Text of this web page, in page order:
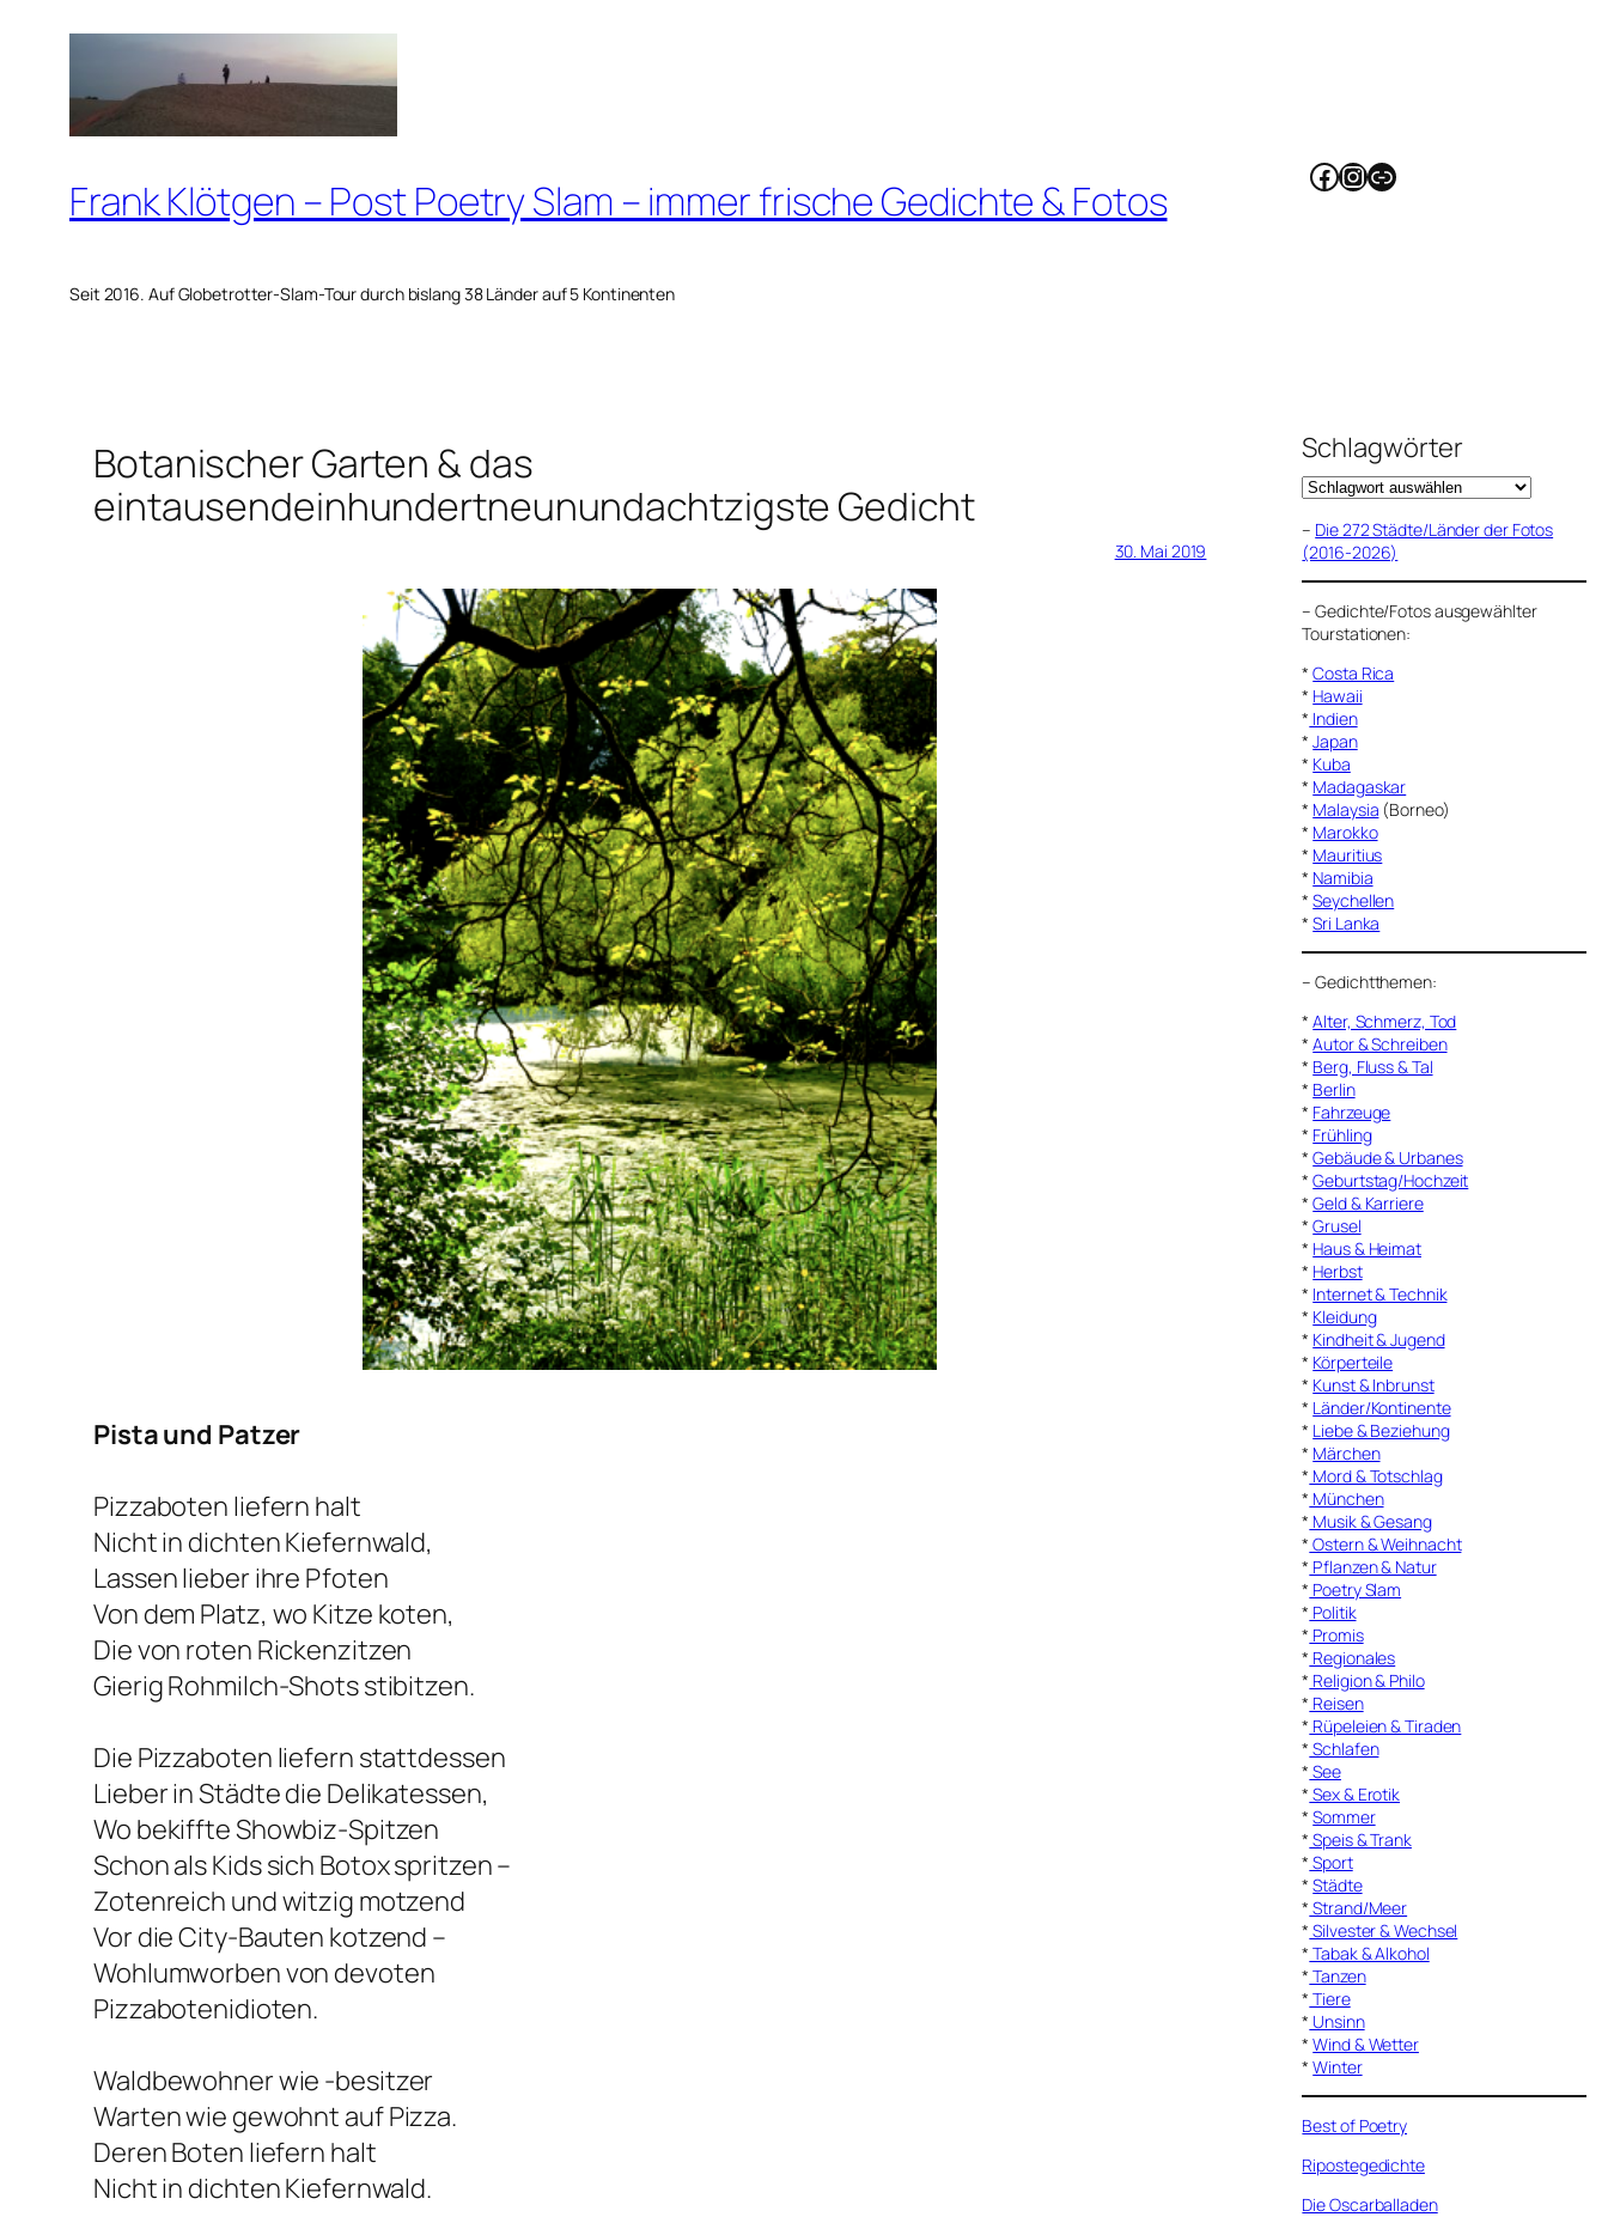
springen
Frank Klötgen – Post Poetry Slam – immer frische Gedichte & Fotos
Seit 2016. Auf Globetrotter-Slam-Tour durch bislang 38 Länder auf 5 Kontinenten
Facebook
Instagram
Link
Botanischer Garten & das
eintausendeinhundertneunundachtzigste Gedicht
30. Mai 2019
Pista und Patzer
Pizzaboten liefern halt
Nicht in dichten Kiefernwald,
Lassen lieber ihre Pfoten
Von dem Platz, wo Kitze koten,
Die von roten Rickenzitzen
Gierig Rohmilch-Shots stibitzen.
Die Pizzaboten liefern stattdessen
Lieber in Städte die Delikatessen,
Wo bekiffte Showbiz-Spitzen
Schon als Kids sich Botox spritzen –
Zotenreich und witzig motzend
Vor die City-Bauten kotzend –
Wohlumworben von devoten
Pizzabotenidioten.
Waldbewohner wie -besitzer
Warten wie gewohnt auf Pizza.
Deren Boten liefern halt
Nicht in dichten Kiefernwald.
Schlagwörter
– Die 272 Städte/Länder der Fotos
(2016-2026)
–Gedichte/Fotos ausgewählter
Tourstationen:
*Costa Rica
* Hawaii
* Indien
*Japan
* Kuba
* Madagaskar
* Malaysia (Borneo)
* Marokko
* Mauritius
* Namibia
*Seychellen
*Sri Lanka
–Gedichtthemen:
*Alter, Schmerz, Tod
*Autor & Schreiben
* Berg, Fluss & Tal
* Berlin
* Fahrzeuge
* Frühling
*Gebäude & Urbanes
*Geburtstag/Hochzeit
*Geld & Karriere
*Grusel
* Haus & Heimat
* Herbst
* Internet & Technik
* Kleidung
* Kindheit & Jugend
* Körperteile
* Kunst & Inbrunst
* Länder/Kontinente
* Liebe & Beziehung
* Märchen
* Mord & Totschlag
* München
* Musik & Gesang
* Ostern & Weihnacht
* Pflanzen & Natur
* Poetry Slam
* Politik
* Promis
* Regionales
* Religion & Philo
* Reisen
* Rüpeleien & Tiraden
* Schlafen
* See
* Sex & Erotik
*Sommer
* Speis & Trank
* Sport
*Städte
* Strand/Meer
* Silvester & Wechsel
* Tabak & Alkohol
* Tanzen
* Tiere
* Unsinn
*Wind & Wetter
*Winter
Best of Poetry
Ripostegedichte
Die Oscarballaden